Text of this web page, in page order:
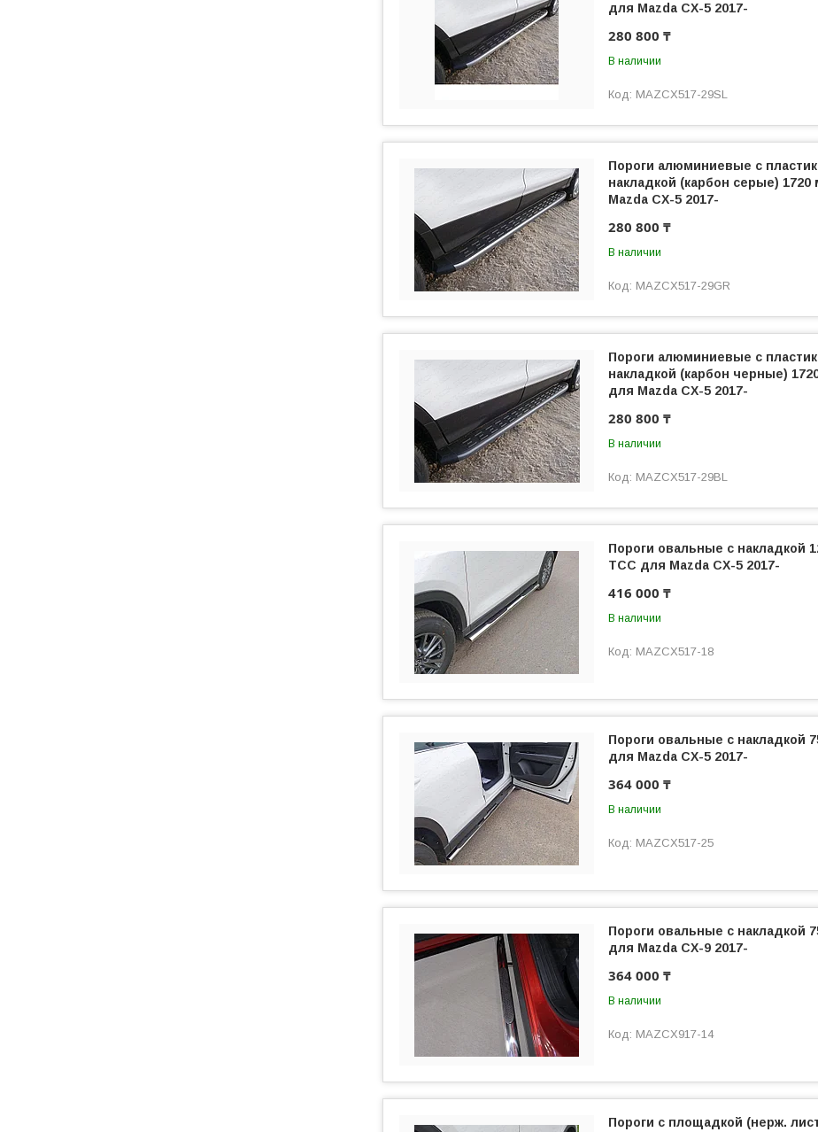
для Mazda CX-5 2017-
280 800 ₸
В наличии
MAZCX517-29SL
Пороги алюминиевые с
накладкой (карбон серые)
Mazda CX-5 2017-
280 800 ₸
В наличии
MAZCX517-29GR
Пороги алюминиевые с
накладкой (карбон черные)
для Mazda CX-5 2017-
280 800 ₸
В наличии
MAZCX517-29BL
Пороги овальные с накладкой
ТСС для Mazda CX-5 2017-
416 000 ₸
В наличии
MAZCX517-18
Пороги овальные с накладкой
для Mazda CX-5 2017-
364 000 ₸
В наличии
MAZCX517-25
Пороги овальные с накладкой
для Mazda CX-9 2017-
364 000 ₸
В наличии
MAZCX917-14
Пороги с площадкой (нерж.